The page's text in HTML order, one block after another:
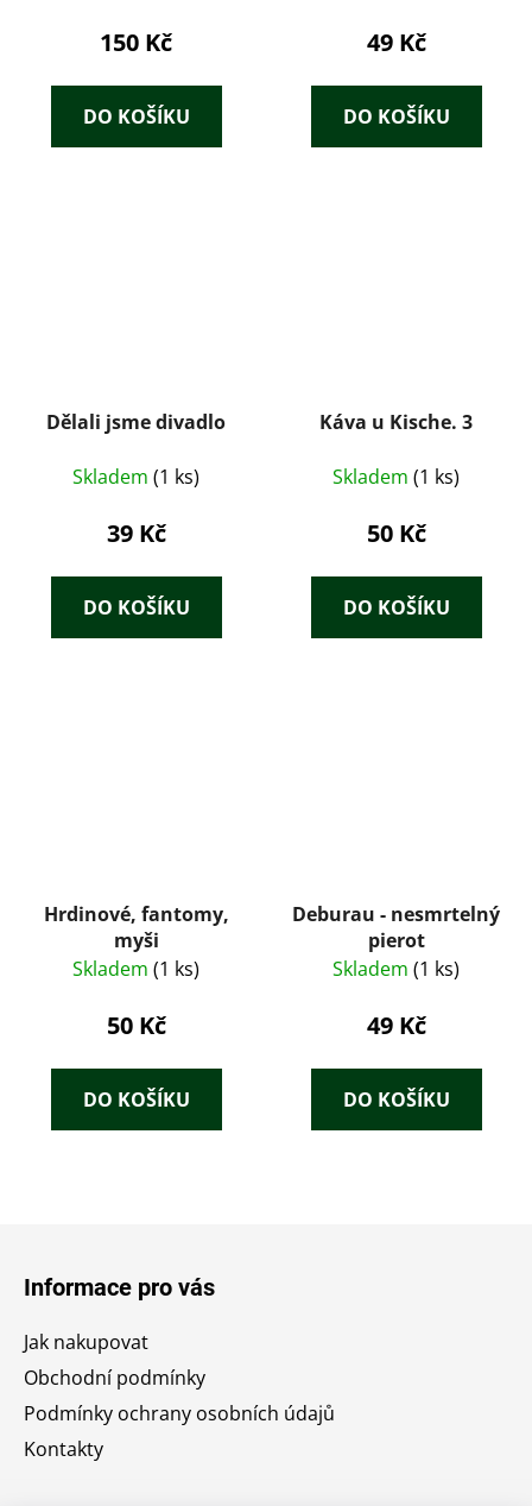
150 Kč
DO KOŠÍKU
49 Kč
DO KOŠÍKU
Dělali jsme divadlo
Skladem (1 ks)
39 Kč
DO KOŠÍKU
Káva u Kische. 3
Skladem (1 ks)
50 Kč
DO KOŠÍKU
Hrdinové, fantomy,
myši
Skladem (1 ks)
50 Kč
DO KOŠÍKU
Deburau - nesmrtelný
pierot
Skladem (1 ks)
49 Kč
DO KOŠÍKU
Informace pro vás
Jak nakupovat
Obchodní podmínky
Podmínky ochrany osobních údajů
Kontakty